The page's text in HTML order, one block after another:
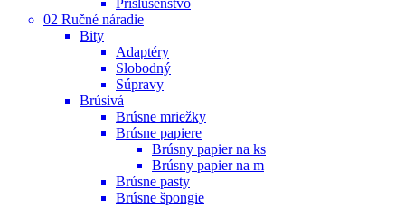
02 Ručné náradie
Bity
Adaptéry
Slobodný
Súpravy
Brúsivá
Brúsne mriežky
Brúsne papiere
Brúsny papier na ks
Brúsny papier na m
Brúsne pasty
Brúsne špongie